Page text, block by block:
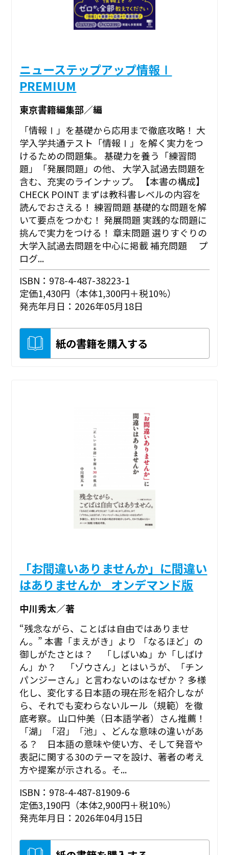
ニューステップアップ情報Ⅰ
PREMIUM
東京書籍編集部／編
「情報Ⅰ」を基礎から応用まで徹底攻略！ 大
学入学共通テスト「情報Ⅰ」を解く実力をつ
けるための問題集。 基礎力を養う「練習問
題」「発展問題」の他、 大学入試過去問題を
含む、充実のラインナップ。 【本書の構成】
CHECK POINT まずは教科書レベルの内容を
読んでおさえる！ 練習問題 基礎的な問題を解
いて要点をつかむ！ 発展問題 実践的な問題に
挑んで実力をつける！ 章末問題 選りすぐりの
大学入試過去問題を中心に掲載 補充問題 プ
ログ...
ISBN：978-4-487-38223-1
定価1,430円（本体1,300円＋税10%）
発売年月日：2026年05月18日
紙の書籍を購入する
「お間違いありませんか」に間違い
はありませんか _オンデマンド版
中川秀太／著
“残念ながら、ことばは自由ではありませ
ん。” ――本書「まえがき」より 「なるほど」の
御しがたさとは？ 「しばいぬ」か「しばけ
ん」か？ 「ゾウさん」とはいうが、「チン
パンジーさん」と言わないのはなぜか？ 多様
化し、変化する日本語の現在形を紹介しなが
ら、それでも変わらないルール（規範）を徹
底考察。 山口仲美（日本語学者）さん推薦！
「湖」「沼」「池」、どんな意味の違いがあ
る？ 日本語の意味や使い方、そして発音や
表記に関する30のテーマを設け、著者の考え
方や提案が示される。そ...
ISBN：978-4-487-81909-6
定価3,190円（本体2,900円＋税10%）
発売年月日：2026年04月15日